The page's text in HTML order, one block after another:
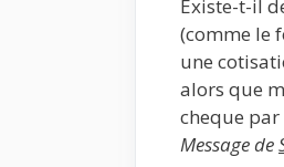
Existe-t-il
(comme le
une
alors que
cheque par
Message de